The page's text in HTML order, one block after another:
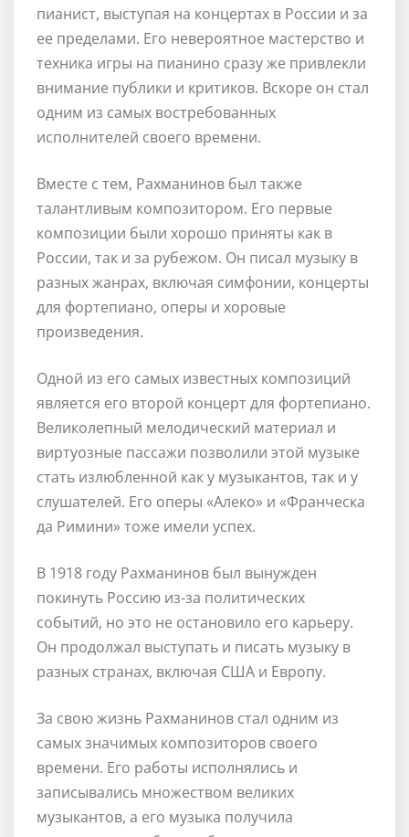
пианист, выступая на концертах в России и за
ее пределами. Его невероятное мастерство и
техника игры на пианино сразу же привлекли
внимание публики и критиков. Вскоре он стал
одним из самых востребованных
исполнителей своего времени.
Вместе с тем, Рахманинов был также
талантливым композитором. Его первые
композиции были хорошо приняты как в
России, так и за рубежом. Он писал музыку в
разных жанрах, включая симфонии, концерты
для фортепиано, оперы и хоровые
произведения.
Одной из его самых известных композиций
является его второй концерт для фортепиано.
Великолепный мелодический материал и
виртуозные пассажи позволили этой музыке
стать излюбленной как у музыкантов, так и у
слушателей. Его оперы «Алеко» и «Франческа
да Римини» тоже имели успех.
В 1918 году Рахманинов был вынужден
покинуть Россию из-за политических
событий, но это не остановило его карьеру.
Он продолжал выступать и писать музыку в
разных странах, включая США и Европу.
За свою жизнь Рахманинов стал одним из
самых значимых композиторов своего
времени. Его работы исполнялись и
записывались множеством великих
музыкантов, а его музыка получила